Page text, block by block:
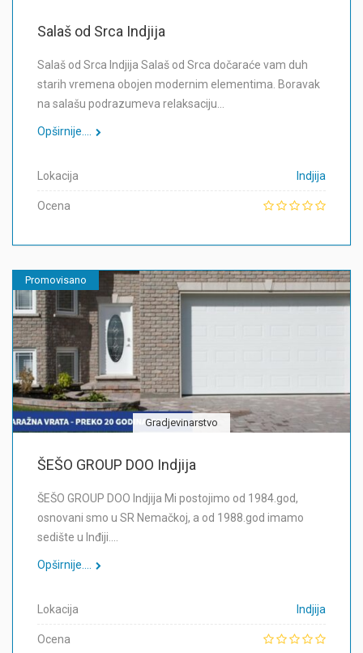
Salaš od Srca Indjija
Salaš od Srca Indjija Salaš od Srca dočaraće vam duh
starih vremena obojen modernim elementima. Boravak
na salašu podrazumeva relaksaciju…
Opširnije....
Lokacija Indjija
Ocena
Promovisano
Gradjevinarstvo
ŠEŠO GROUP DOO Indjija
ŠEŠO GROUP DOO Indjija Mi postojimo od 1984.god,
osnovani smo u SR Nemačkoj, a od 1988.god imamo
sedište u Inđiji.…
Opširnije....
Lokacija Indjija
Ocena